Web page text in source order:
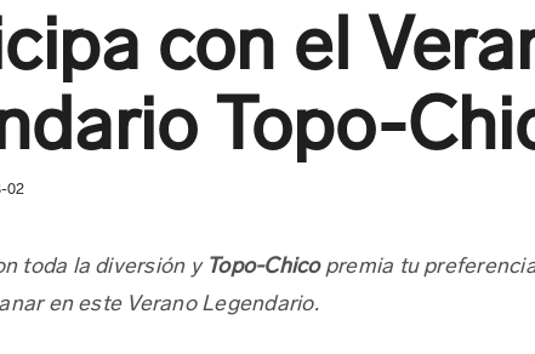
con el
Topo-
02
toda la diversión y Topo-Chicopremia tu
en este Verano Legendario.